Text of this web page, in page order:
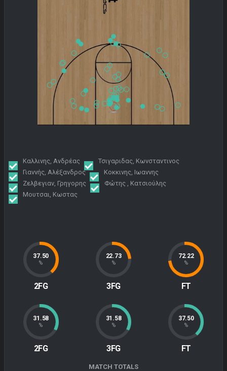
Καλλινης, Ανδρέας
Τσιγαριδας, Κωνσταντινος
Γιαννής, Αλέξανδρος
Κοκκινης, Ιωαννης
Ζελβεγιαν, Γρηγορης
Φώτης , Κατσιούλης
Μουτσαι, Κωστας
37.50
%
2FG
22.73
%
3FG
72.22
%
FT
31.58
%
2FG
31.58
%
3FG
37.50
%
FT
MATCH TOTALS